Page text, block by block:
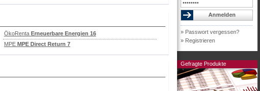
» Passwort vergessen?
» Registrieren
Gefragte Produkte
ÖkoRenta Erneuerbare Energien 16
MPE MPE Direct Return 7